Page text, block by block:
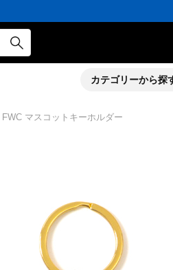
会員の方に
会員の方に
カテゴリーから探
FWC マスコットキーホルダー